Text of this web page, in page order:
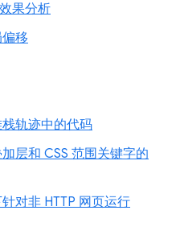
果分析
移
轨迹中的代码
层和 CSS 范围关键字的
对非 HTTP 网页运行